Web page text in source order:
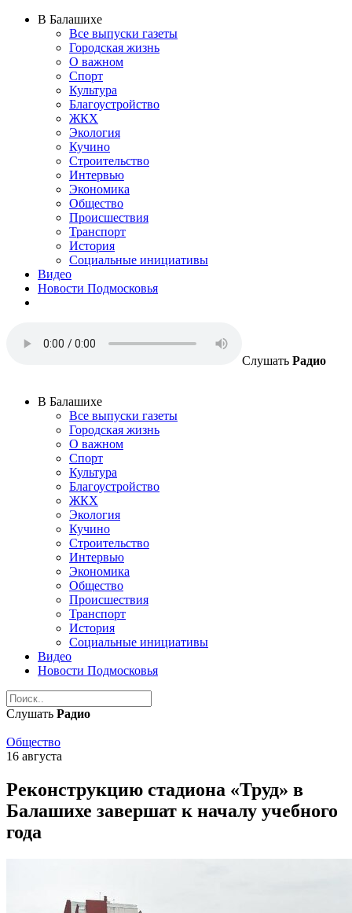
В Балашихе
Все выпуски газеты
Городская жизнь
О важном
Спорт
Культура
Благоустройство
ЖКХ
Экология
Кучино
Строительство
Интервью
Экономика
Общество
Происшествия
Транспорт
История
Социальные инициативы
Видео
Новости Подмосковья
Слушать Радио
В Балашихе
Все выпуски газеты
Городская жизнь
О важном
Спорт
Культура
Благоустройство
ЖКХ
Экология
Кучино
Строительство
Интервью
Экономика
Общество
Происшествия
Транспорт
История
Социальные инициативы
Видео
Новости Подмосковья
Слушать Радио
Общество
16 августа
Реконструкцию стадиона «Труд» в
Балашихе завершат к началу учебного
года